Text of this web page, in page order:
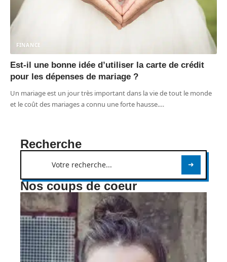
FINANCE
Est-il une bonne idée d’utiliser la carte de crédit
pour les dépenses de mariage ?
Un mariage est un jour très important dans la vie de tout le monde
et le coût des mariages a connu une forte hausse.…
Recherche
Nos coups de coeur